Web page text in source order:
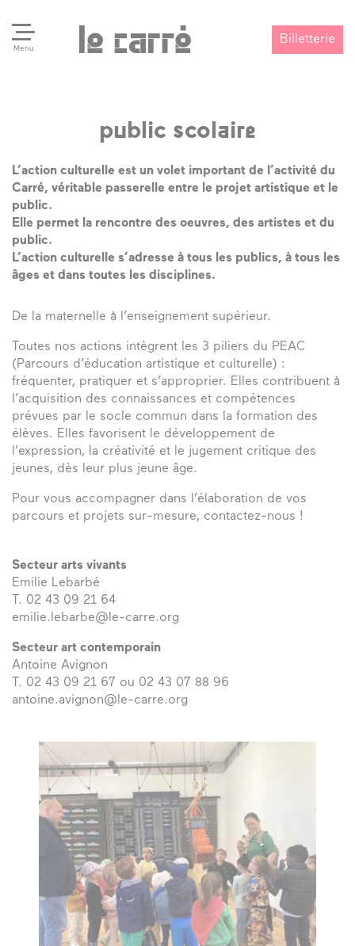
Menu
Billetterie
public scolaire
L’action culturelle est un volet important de l’activité du
Carré, véritable passerelle entre le projet artistique et le
public.
Elle permet la rencontre des oeuvres, des artistes et du
public.
L’action culturelle s’adresse à tous les publics, à tous les
âges et dans toutes les disciplines.
De la maternelle à l’enseignement supérieur.
Toutes nos actions intègrent les 3 piliers du PEAC
(Parcours d’éducation artistique et culturelle) :
fréquenter, pratiquer et s’approprier. Elles contribuent à
l’acquisition des connaissances et compétences
prévues par le socle commun dans la formation des
élèves. Elles favorisent le développement de
l’expression, la créativité et le jugement critique des
jeunes, dès leur plus jeune âge.
Pour vous accompagner dans l’élaboration de vos
parcours et projets sur-mesure, contactez-nous !
Secteur arts vivants
Emilie Lebarbé
T. 02 43 09 21 64
emilie.lebarbe@le-carre.org
Secteur art contemporain
Antoine Avignon
T. 02 43 09 21 67 ou 02 43 07 88 96
antoine.avignon@le-carre.org